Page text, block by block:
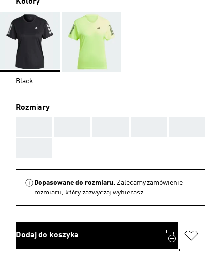
Kolory
Black
Rozmiary
Dopasowane do rozmiaru. Zalecamy zamówienie
rozmiaru, który zazwyczaj wybierasz.
Dodaj do koszyka